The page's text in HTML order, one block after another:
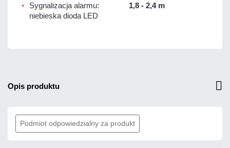
Sygnalizacja alarmu:
niebieska dioda LED
1,8 - 2,4 m
opis produktu
Podmiot odpowiedzialny za produkt